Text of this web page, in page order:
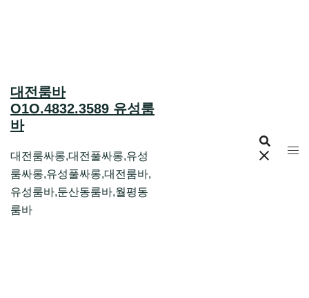
대전룸바
O1O.4832.3589 유성룸
바
대전룸싸롱,대전풀싸롱,유성
룸싸롱,유성풀싸롱,대전룸바,
유성룸바,둔산동룸바,월평동
룸바